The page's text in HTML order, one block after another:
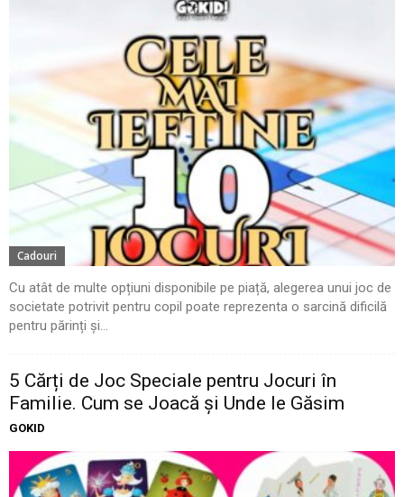
Cadouri
Cu atât de multe opțiuni disponibile pe piață, alegerea unui joc de
societate potrivit pentru copil poate reprezenta o sarcină dificilă
pentru părinți și...
5 Cărți de Joc Speciale pentru Jocuri în
Familie. Cum se Joacă și Unde le Găsim
GOKID